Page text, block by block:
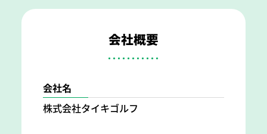
会社概要
会社名
株式会社タイキゴルフ